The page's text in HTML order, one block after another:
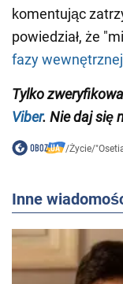
komentując
powiedział, że
fazy
Tylko
Viber. Nie daj się
/Życie/
Inne